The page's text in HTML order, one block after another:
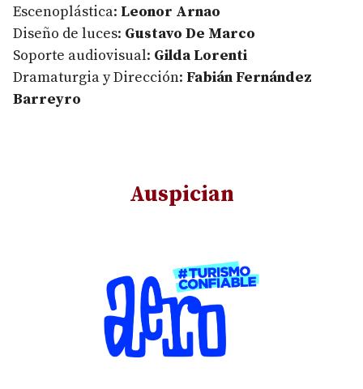
Escenoplástica: Leonor Arnao
Diseño de luces: Gustavo De Marco
Soporte audiovisual: Gilda Lorenti
Dramaturgia y Dirección: Fabián Fernández
Barreyro
Auspician